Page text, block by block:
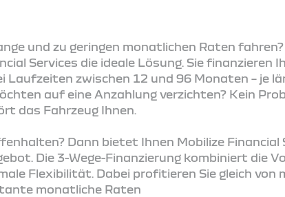
und zu geringen monatlichen Raten
Services die ideale Lösung. Sie finanzieren
Laufzeiten zwischen 12 und 96 Monaten – je
auf eine Anzahlung verzichten? Kein
das Fahrzeug Ihnen.
Dann bietet Ihnen Mobilize Financial
Die 3-Wege-Finanzierung kombiniert die
Flexibilität. Dabei profitieren Sie gleich von
monatliche Raten